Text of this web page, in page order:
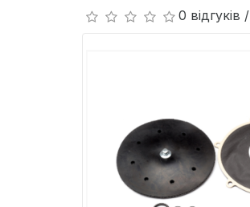
0 відгуків /